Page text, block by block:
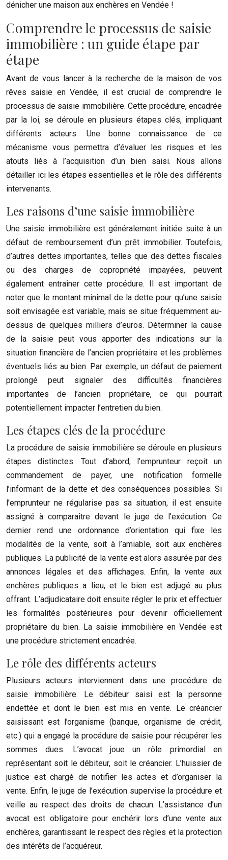
dénicher une maison aux enchères en Vendée !
Comprendre le processus de saisie
immobilière : un guide étape par
étape
Avant de vous lancer à la recherche de la maison de vos
rêves saisie en Vendée, il est crucial de comprendre le
processus de saisie immobilière. Cette procédure, encadrée
par la loi, se déroule en plusieurs étapes clés, impliquant
différents acteurs. Une bonne connaissance de ce
mécanisme vous permettra d’évaluer les risques et les
atouts liés à l’acquisition d’un bien saisi. Nous allons
détailler ici les étapes essentielles et le rôle des différents
intervenants.
Les raisons d’une saisie immobilière
Une saisie immobilière est généralement initiée suite à un
défaut de remboursement d’un prêt immobilier. Toutefois,
d’autres dettes importantes, telles que des dettes fiscales
ou des charges de copropriété impayées, peuvent
également entraîner cette procédure. Il est important de
noter que le montant minimal de la dette pour qu’une saisie
soit envisagée est variable, mais se situe fréquemment au-
dessus de quelques milliers d’euros. Déterminer la cause
de la saisie peut vous apporter des indications sur la
situation financière de l’ancien propriétaire et les problèmes
éventuels liés au bien. Par exemple, un défaut de paiement
prolongé peut signaler des difficultés financières
importantes de l’ancien propriétaire, ce qui pourrait
potentiellement impacter l’entretien du bien.
Les étapes clés de la procédure
La procédure de saisie immobilière se déroule en plusieurs
étapes distinctes. Tout d’abord, l’emprunteur reçoit un
commandement de payer, une notification formelle
l’informant de la dette et des conséquences possibles. Si
l’emprunteur ne régularise pas sa situation, il est ensuite
assigné à comparaître devant le juge de l’exécution. Ce
dernier rend une ordonnance d’orientation qui fixe les
modalités de la vente, soit à l’amiable, soit aux enchères
publiques. La publicité de la vente est alors assurée par des
annonces légales et des affichages. Enfin, la vente aux
enchères publiques a lieu, et le bien est adjugé au plus
offrant. L’adjudicataire doit ensuite régler le prix et effectuer
les formalités postérieures pour devenir officiellement
propriétaire du bien. La saisie immobilière en Vendée est
une procédure strictement encadrée.
Le rôle des différents acteurs
Plusieurs acteurs interviennent dans une procédure de
saisie immobilière. Le débiteur saisi est la personne
endettée et dont le bien est mis en vente. Le créancier
saisissant est l’organisme (banque, organisme de crédit,
etc.) qui a engagé la procédure de saisie pour récupérer les
sommes dues. L’avocat joue un rôle primordial en
représentant soit le débiteur, soit le créancier. L’huissier de
justice est chargé de notifier les actes et d’organiser la
vente. Enfin, le juge de l’exécution supervise la procédure et
veille au respect des droits de chacun. L’assistance d’un
avocat est obligatoire pour enchérir lors d’une vente aux
enchères, garantissant le respect des règles et la protection
des intérêts de l’acquéreur.